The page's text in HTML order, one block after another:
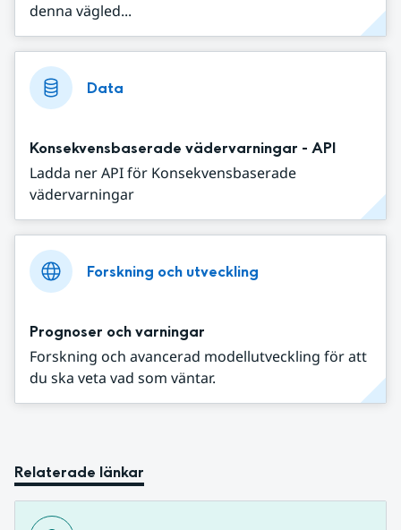
denna vägled...
Data
Konsekvensbaserade vädervarningar - API
Ladda ner API för Konsekvensbaserade
vädervarningar
Forskning och utveckling
Prognoser och varningar
Forskning och avancerad modellutveckling för att
du ska veta vad som väntar.
Relaterade länkar